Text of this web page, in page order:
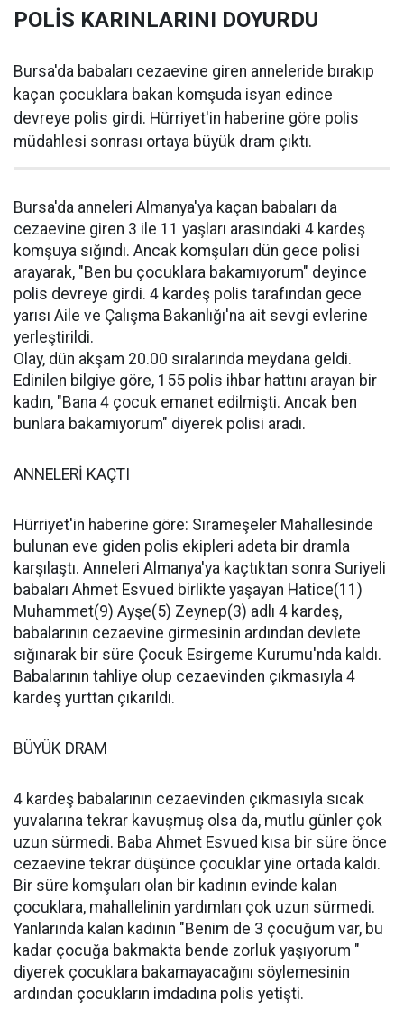
POLİS KARINLARINI DOYURDU
Bursa'da babaları cezaevine giren anneleride bırakıp
kaçan çocuklara bakan komşuda isyan edince
devreye polis girdi. Hürriyet'in haberine göre polis
müdahlesi sonrası ortaya büyük dram çıktı.
Bursa'da anneleri Almanya'ya kaçan babaları da
cezaevine giren 3 ile 11 yaşları arasındaki 4 kardeş
komşuya sığındı. Ancak komşuları dün gece polisi
arayarak, "Ben bu çocuklara bakamıyorum" deyince
polis devreye girdi. 4 kardeş polis tarafından gece
yarısı Aile ve Çalışma Bakanlığı'na ait sevgi evlerine
yerleştirildi.
Olay, dün akşam 20.00 sıralarında meydana geldi.
Edinilen bilgiye göre, 155 polis ihbar hattını arayan bir
kadın, "Bana 4 çocuk emanet edilmişti. Ancak ben
bunlara bakamıyorum" diyerek polisi aradı.
ANNELERİ KAÇTI
Hürriyet'in haberine göre: Sırameşeler Mahallesinde
bulunan eve giden polis ekipleri adeta bir dramla
karşılaştı. Anneleri Almanya'ya kaçtıktan sonra Suriyeli
babaları Ahmet Esvued birlikte yaşayan Hatice(11)
Muhammet(9) Ayşe(5) Zeynep(3) adlı 4 kardeş,
babalarının cezaevine girmesinin ardından devlete
sığınarak bir süre Çocuk Esirgeme Kurumu'nda kaldı.
Babalarının tahliye olup cezaevinden çıkmasıyla 4
kardeş yurttan çıkarıldı.
BÜYÜK DRAM
4 kardeş babalarının cezaevinden çıkmasıyla sıcak
yuvalarına tekrar kavuşmuş olsa da, mutlu günler çok
uzun sürmedi. Baba Ahmet Esvued kısa bir süre önce
cezaevine tekrar düşünce çocuklar yine ortada kaldı.
Bir süre komşuları olan bir kadının evinde kalan
çocuklara, mahallelinin yardımları çok uzun sürmedi.
Yanlarında kalan kadının "Benim de 3 çocuğum var, bu
kadar çocuğa bakmakta bende zorluk yaşıyorum "
diyerek çocuklara bakamayacağını söylemesinin
ardından çocukların imdadına polis yetişti.